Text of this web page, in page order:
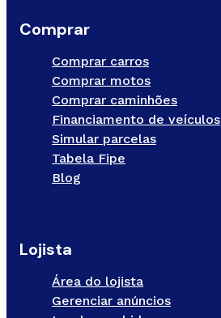
Comprar
Comprar carros
Comprar motos
Comprar caminhões
Financiamento de veículos
Simular parcelas
Tabela Fipe
Blog
Lojista
Área do lojista
Gerenciar anúncios